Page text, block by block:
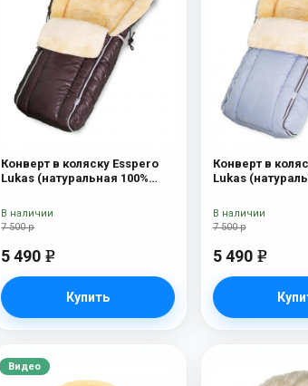
Конверт в коляску Esspero
Lukas (натуральная 100%
7 500 р
5 490 e
Купить
В наличии
Конверт в
Lukas
7 500 р
5 490 e
В наличии
Видео